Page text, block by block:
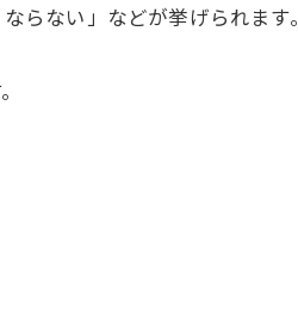
らない」などが挙げられます。